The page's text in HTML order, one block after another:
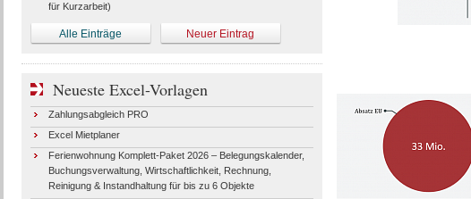
für Kurzarbeit)
Alle Einträge Neuer Eintrag
Neueste Excel-Vorlagen
Zahlungsabgleich PRO
Excel Mietplaner
Ferienwohnung Komplett-Paket 2026 – Belegungskalender,
Buchungsverwaltung, Wirtschaftlichkeit, Rechnung,
Reinigung & Instandhaltung für bis zu 6 Objekte